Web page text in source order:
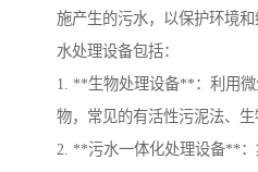
施产生的污水，以保护环境
水处理设备包括：
1. **生物处理设备**：利用
物，常见的有活性污泥法、生
2. **污水一体化处理设备**